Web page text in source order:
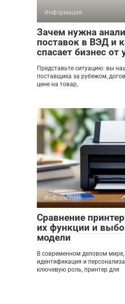
Информация
Зачем нужна
поставок в ВЭД и
спасает бизнес от
Представьте ситуацию: вы
поставщика за рубежом,
цене на товар,
Информация
Сравнение
их функции и
модели
В современном деловом мире,
идентификация и
ключевую роль, принтер для